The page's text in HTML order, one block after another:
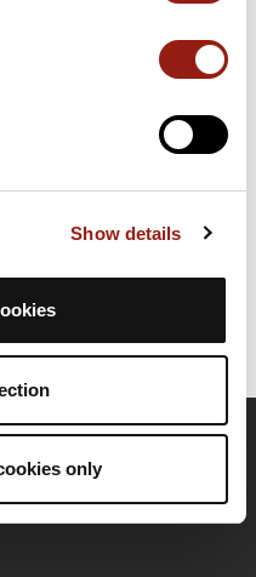
Show details
only
de 10,5 km à proximité de
et 46 minutes pour
2022 à 12:12:43.
13 mars 2024 à 17:45:03.